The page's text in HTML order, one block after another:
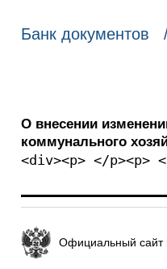
Банк документов
О внесении
коммунального
<div><p>
Официальный сайт